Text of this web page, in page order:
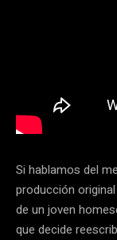
Si hablamos del
producción
de un joven
que decide